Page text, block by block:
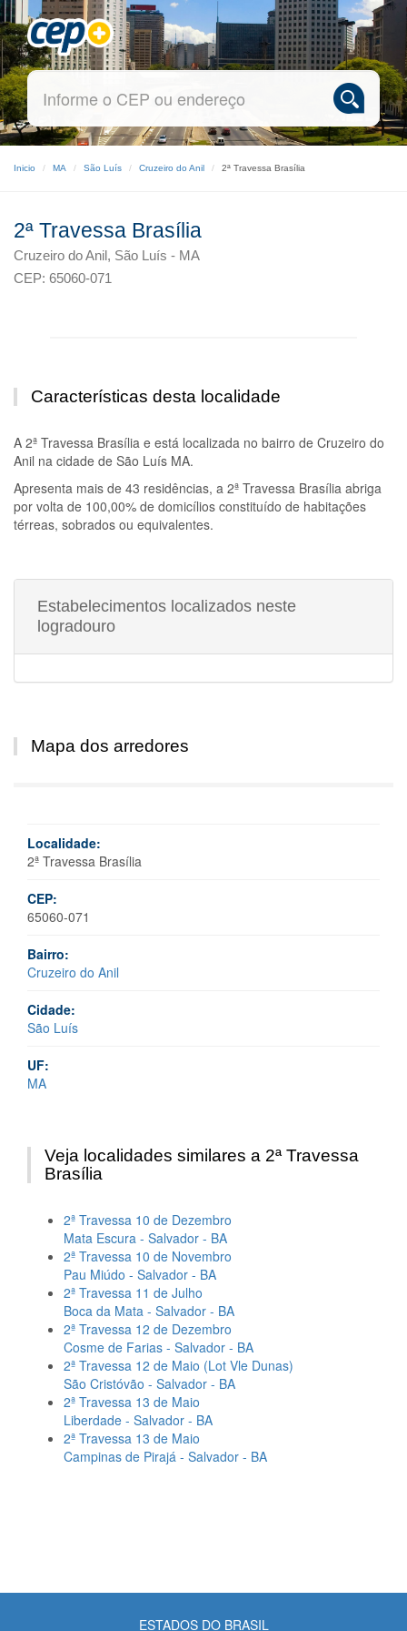
Inicio MA São Luís Cruzeiro do Anil 2ª Travessa Brasília
2ª Travessa Brasília
Cruzeiro do Anil, São Luís - MA
CEP: 65060-071
Características desta localidade
A 2ª Travessa Brasília e está localizada no bairro de Cruzeiro do
Anil na cidade de São Luís MA.
Apresenta mais de 43 residências, a 2ª Travessa Brasília abriga
por volta de 100,00% de domicílios constituído de habitações
térreas, sobrados ou equivalentes.
Estabelecimentos localizados neste
logradouro
Mapa dos arredores
Localidade:
2ª Travessa Brasília
CEP:
65060-071
Bairro:
Cruzeiro do Anil
Cidade:
São Luís
UF:
MA
Veja localidades similares a 2ª Travessa
Brasília
2ª Travessa 10 de Dezembro
Mata Escura - Salvador - BA
2ª Travessa 10 de Novembro
Pau Miúdo - Salvador - BA
2ª Travessa 11 de Julho
Boca da Mata - Salvador - BA
2ª Travessa 12 de Dezembro
Cosme de Farias - Salvador - BA
2ª Travessa 12 de Maio (Lot Vle Dunas)
São Cristóvão - Salvador - BA
2ª Travessa 13 de Maio
Liberdade - Salvador - BA
2ª Travessa 13 de Maio
Campinas de Pirajá - Salvador - BA
ESTADOS DO BRASIL